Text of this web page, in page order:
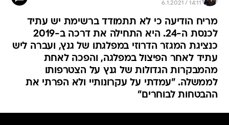
6.1.2021 / 14:11
מריח הודיעה כי לא תתמודד ברשימת יש עתיד
לכנסת ה-24. היא התחילה את דרכה ב-2019
כנציגת המגזר הדרוזי במפלגתו של גנץ, ועברה ליש
עתיד לאחר הפיצול במפלגה, והפכה לאחת
מהמבקרות הגדולות של גנץ על הצטרפותו
לממשלה. "עמדתי על עקרונותיי ולא הפרתי את
ההבטחות לבוחרים"